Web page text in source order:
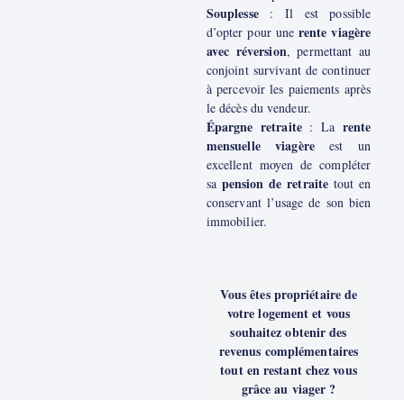
Souplesse: Il est possible
d’opter pour unerente viagère
avec réversion, permettant au
conjoint survivant de continuer
à percevoir les paiements après
le décès du vendeur.
Épargne retraite: La rente
mensuelle viagèreest un
excellent moyen de compléter
sa pension de retraite tout en
conservant l’usage de son bien
immobilier.
Vous êtes propriétaire de
votre logement et vous
souhaitez obtenir des
revenus complémentaires
tout en restant chez vous
grâce au viager ?